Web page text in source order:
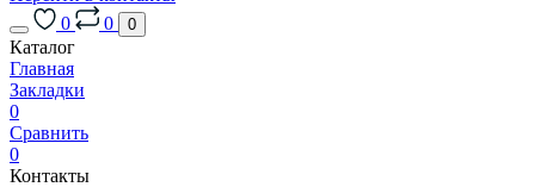
0
0 0
Каталог
Главная
Закладки
0
Сравнить
0
Контакты